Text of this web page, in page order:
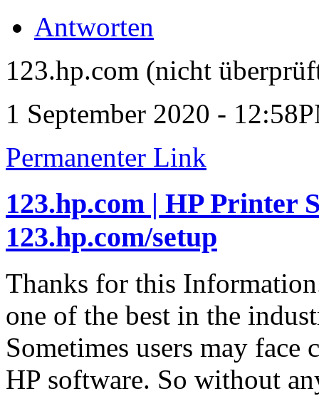
Antworten
123.hp.com (nicht
1 September 2020 -
Permanenter Link
123.hp.com | HP Printer
123.hp.com/setup
Thanks for this
one of the best in the
Sometimes users may
HP software. So without